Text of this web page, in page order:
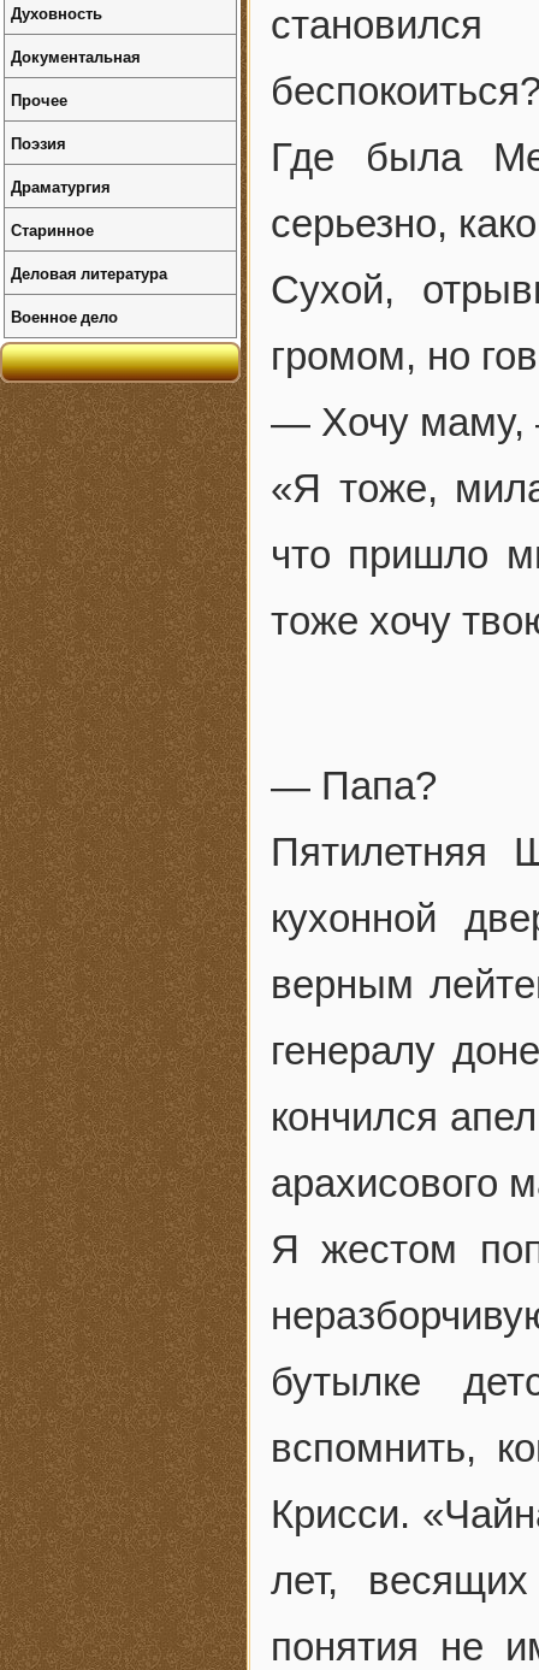
Где была
серьезно,
Сухой,
громом, но
— Хочу маму,
«Я тоже,
что пришло
тоже хочу
— Папа?
Пятилетняя
кухонной
верным
генералу
кончился
арахисового
Я жестом
бутылке
вспомнить,
Крисси.
лет,
понятия не
Духовность
Документальная
Прочее
Поэзия
Драматургия
Старинное
Деловая литература
Военное дело